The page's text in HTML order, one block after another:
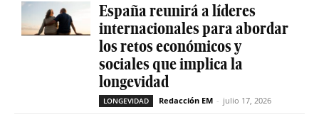
España reunirá a líderes
internacionales para abordar
los retos económicos y
sociales que implica la
longevidad
LONGEVIDAD Redacción EM - julio 17, 2026